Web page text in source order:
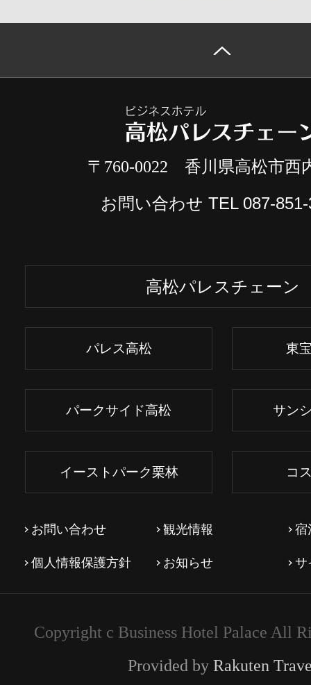
〒760-0022 香川県高松市西
お問い合わせ TEL 087-
高松パレスチェーン
パレス高松 東
パークサイド高松 サン
イーストパーク栗林 コ
お問い合わせ 観光情報 宿
個人情報保護方針 お知らせ サ
Copyright c Business Hotel Palace All
Provided by Rakuten